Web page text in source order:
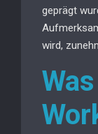
geprägt
wird,